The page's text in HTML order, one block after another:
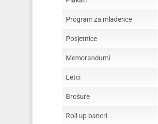
Program za mladence
Posjetnice
Memorandumi
Letci
Brošure
Roll-up baneri